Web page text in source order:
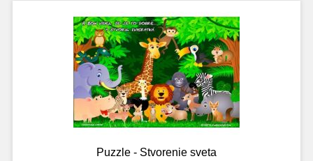
Puzzle - Stvorenie sveta